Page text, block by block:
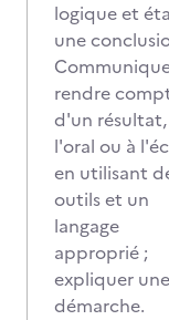
logique et
une
rendre
d'un résultat,
l'oral ou à
en utilisant
outils et un
langage
approprié ;
expliquer une
démarche.